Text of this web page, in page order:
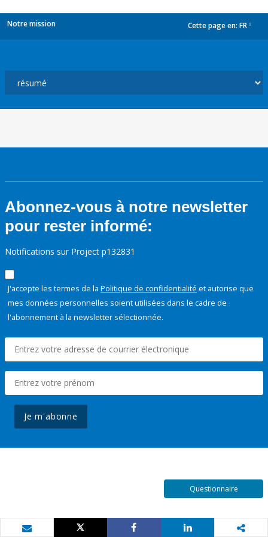
Notre mission Cette page en: FR
Abonnez-vous à notre newsletter
pour rester informé:
Notifications sur Project p132831
J'accepte les termes de la Politique de confidentialité et autorise que
mes données personnelles soient utilisées dans le cadre de
l'abonnement à la newsletter sélectionnée.
Je m'abonne
Questionnaire